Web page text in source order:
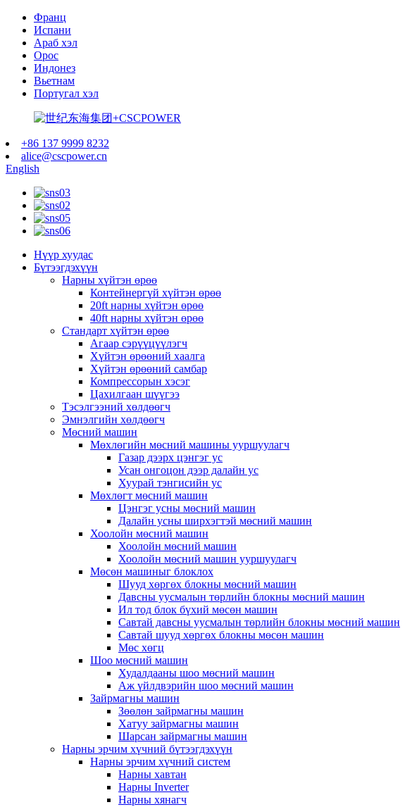
Франц
Испани
Араб хэл
Орос
Индонез
Вьетнам
Португал хэл
+86 137 9999 8232
alice@cscpower.cn
English
Нүүр хуудас
Бүтээгдэхүүн
Нарны хүйтэн өрөө
Контейнергүй хүйтэн өрөө
20ft нарны хүйтэн өрөө
40ft нарны хүйтэн өрөө
Стандарт хүйтэн өрөө
Агаар сэрүүцүүлэгч
Хүйтэн өрөөний хаалга
Хүйтэн өрөөний самбар
Компрессорын хэсэг
Цахилгаан шүүгээ
Тэсэлгээний хөлдөөгч
Эмнэлгийн хөлдөөгч
Мөсний машин
Мөхлөгийн мөсний машины ууршуулагч
Газар дээрх цэнгэг ус
Усан онгоцон дээр далайн ус
Хуурай тэнгисийн ус
Мөхлөгт мөсний машин
Цэнгэг усны мөсний машин
Далайн усны ширхэгтэй мөсний машин
Хоолойн мөсний машин
Хоолойн мөсний машин
Хоолойн мөсний машин ууршуулагч
Мөсөн машиныг блоклох
Шууд хөргөх блокны мөсний машин
Давсны уусмалын төрлийн блокны мөсний машин
Ил тод блок бүхий мөсөн машин
Савтай давсны уусмалын төрлийн блокны мөсний машин
Савтай шууд хөргөх блокны мөсөн машин
Мөс хөгц
Шоо мөсний машин
Худалдааны шоо мөсний машин
Аж үйлдвэрийн шоо мөсний машин
Зайрмагны машин
Зөөлөн зайрмагны машин
Хатуу зайрмагны машин
Шарсан зайрмагны машин
Нарны эрчим хүчний бүтээгдэхүүн
Нарны эрчим хүчний систем
Нарны хавтан
Нарны Inverter
Нарны хянагч